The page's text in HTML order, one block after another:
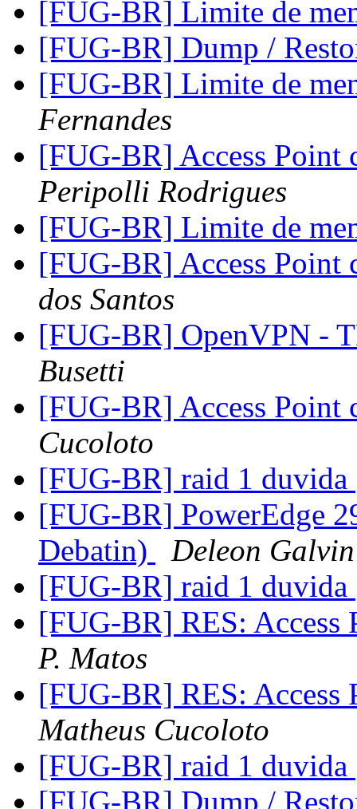
[FUG-BR] Limite de
[FUG-BR] Dump /
[FUG-BR] Limite de
Fernandes
[FUG-BR] Access Point
Peripolli Rodrigues
[FUG-BR] Limite de
[FUG-BR] Access Point
dos Santos
[FUG-BR] OpenVPN -
Busetti
[FUG-BR] Access Point
Cucoloto
[FUG-BR] raid 1 duvida
[FUG-BR] PowerEdge
Debatin)
Deleon Galvin
[FUG-BR] raid 1 duvida
[FUG-BR] RES:
P. Matos
[FUG-BR] RES:
Matheus Cucoloto
[FUG-BR] raid 1 duvida
[FUG-BR] Dump /